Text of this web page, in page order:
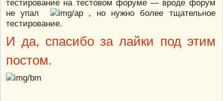
тестирование на тестовом форуме — вроде форум
не упал
, но нужно более тщательное
тестирование.
И да, спасибо за лайки под этим
постом.